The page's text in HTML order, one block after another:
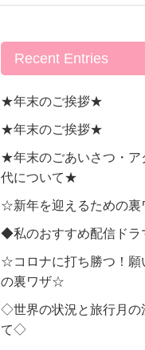
Recent Entries
★年末のご挨拶★
★年末のご挨拶★
★年末のごあいさつ・ア
代について★
☆新年を迎えるための
◆私のおすすめ配信ド
☆コロナに打ち勝つ！願
の裏ワザ☆
◇世界の状況と旅行月の
て◇